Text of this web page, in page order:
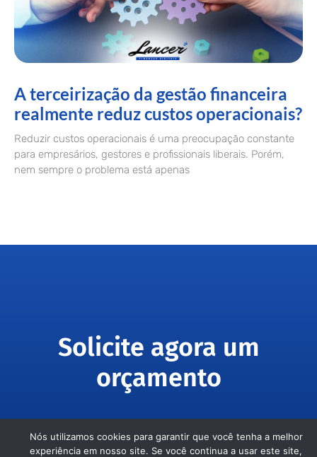
A terceirização da gestão financeira
realmente reduz custos operacionais?
Reduzir custos operacionais é uma preocupação constante
para empresários, gestores e profissionais liberais. Porém,
nem sempre o problema está apenas
Solicite agora um
orçamento
uma proposta.
Nós utilizamos cookies para garantir que você tenha a melhor
experiência em nosso site. Se você continua a usar este site,